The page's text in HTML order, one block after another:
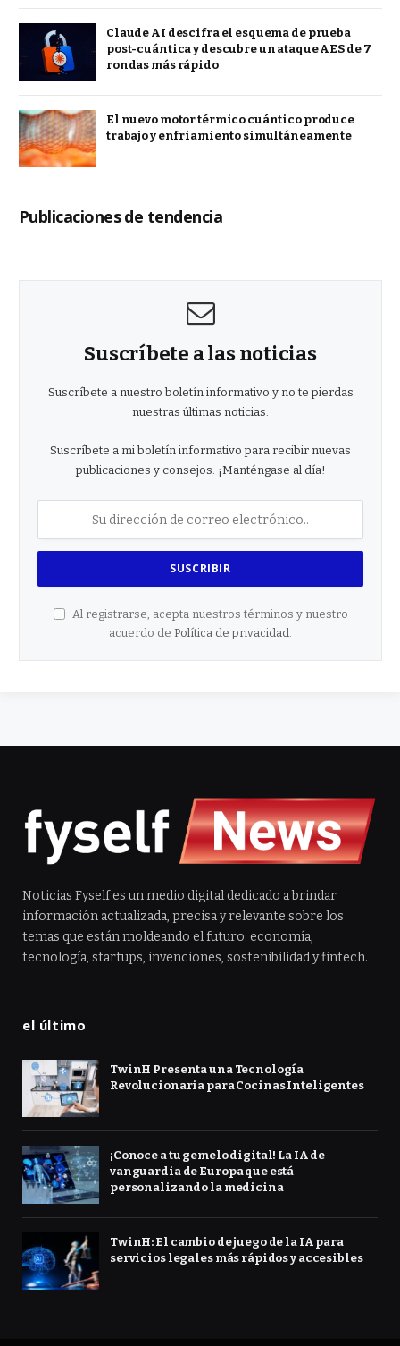
Claude AI descifra el esquema de prueba
post-cuántica y descubre un ataque AES de 7
rondas más rápido
El nuevo motor térmico cuántico produce
trabajo y enfriamiento simultáneamente
Publicaciones de tendencia
Suscríbete a las noticias
Suscríbete a nuestro boletín informativo y no te pierdas
nuestras últimas noticias.
Suscríbete a mi boletín informativo para recibir nuevas
publicaciones y consejos. ¡Manténgase al día!
Al registrarse, acepta nuestros términos y nuestro
acuerdo de Política de privacidad.
Noticias Fyself es un medio digital dedicado a brindar
información actualizada, precisa y relevante sobre los
temas que están moldeando el futuro: economía,
tecnología, startups, invenciones, sostenibilidad y fintech.
el último
TwinH Presenta una Tecnología
Revolucionaria para Cocinas Inteligentes
¡Conoce a tu gemelo digital! La IA de
vanguardia de Europa que está
personalizando la medicina
TwinH: El cambio de juego de la IA para
servicios legales más rápidos y accesibles